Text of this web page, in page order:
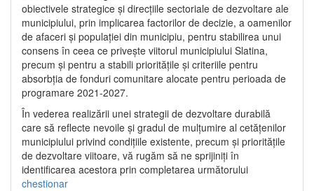
obiectivele strategice și direcțiile sectoriale de dezvoltare ale
municipiului, prin implicarea factorilor de decizie, a oamenilor
de afaceri și populației din municipiu, pentru stabilirea unui
consens în ceea ce privește viitorul municipiului Slatina,
precum și pentru a stabili prioritățile și criteriile pentru
absorbția de fonduri comunitare alocate pentru perioada de
programare 2021-2027.
În vederea realizării unei strategii de dezvoltare durabilă
care să reflecte nevoile și gradul de mulțumire al cetățenilor
municipiului privind condițiile existente, precum și prioritățile
de dezvoltare viitoare, vă rugăm să ne sprijiniți în
identificarea acestora prin completarea următorului
chestionar